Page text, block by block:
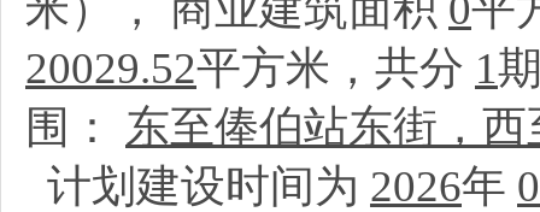
20029.52平方米，共分 1
围： 东至俸伯站东街，
计划建设时间为 2026年